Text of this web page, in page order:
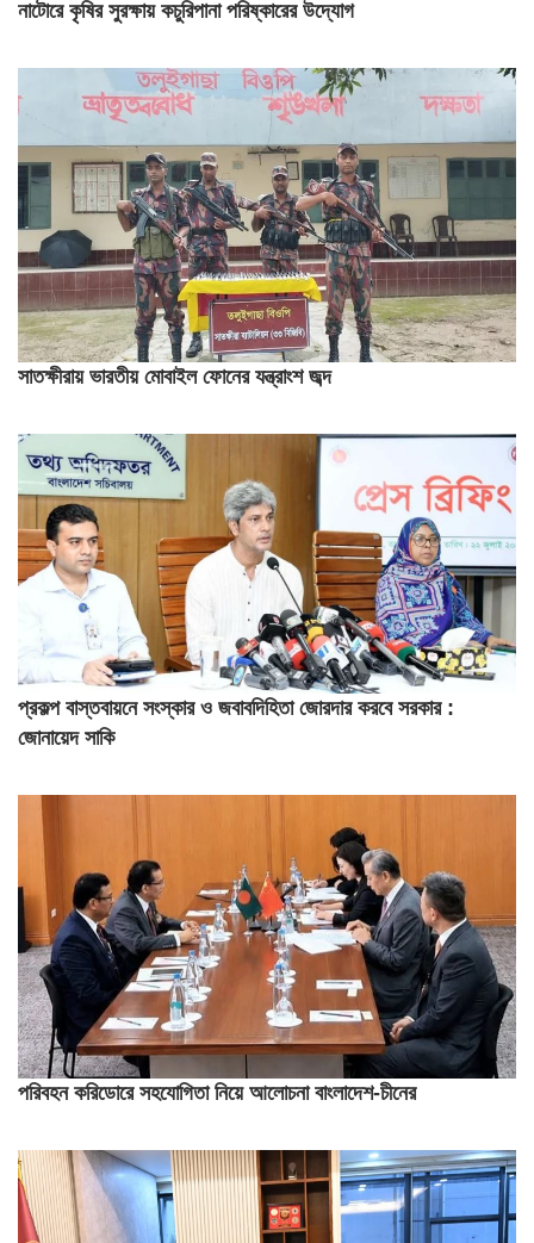
নাটোরে কৃষির সুরক্ষায় কচুরিপানা পরিষ্কারের উদ্যোগ
সাতক্ষীরায় ভারতীয় মোবাইল ফোনের যন্ত্রাংশ জব্দ
প্রকল্প বাস্তবায়নে সংস্কার ও জবাবদিহিতা জোরদার করবে সরকার :
জোনায়েদ সাকি
পরিবহন করিডোরে সহযোগিতা নিয়ে আলোচনা বাংলাদেশ-চীনের